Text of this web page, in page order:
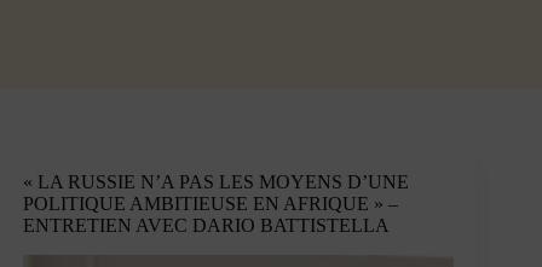
« LA RUSSIE N’A PAS LES MOYENS D’UNE
POLITIQUE AMBITIEUSE EN AFRIQUE » –
ENTRETIEN AVEC DARIO BATTISTELLA